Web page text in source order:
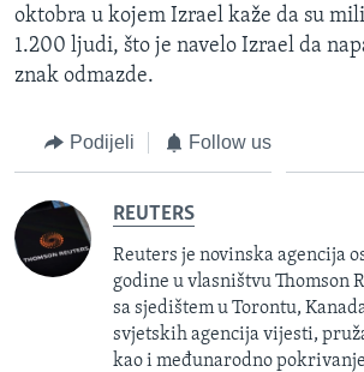
oktobra u kojem Izrael kaže da su
1.200 ljudi, što je navelo Izrael da
znak odmazde.
Podijeli Follow us
REUTERS
Reuters je novinska agencija
godine u vlasništvu Thomson
sa sjedištem u Torontu,
svjetskih agencija vijesti,
kao i međunarodno